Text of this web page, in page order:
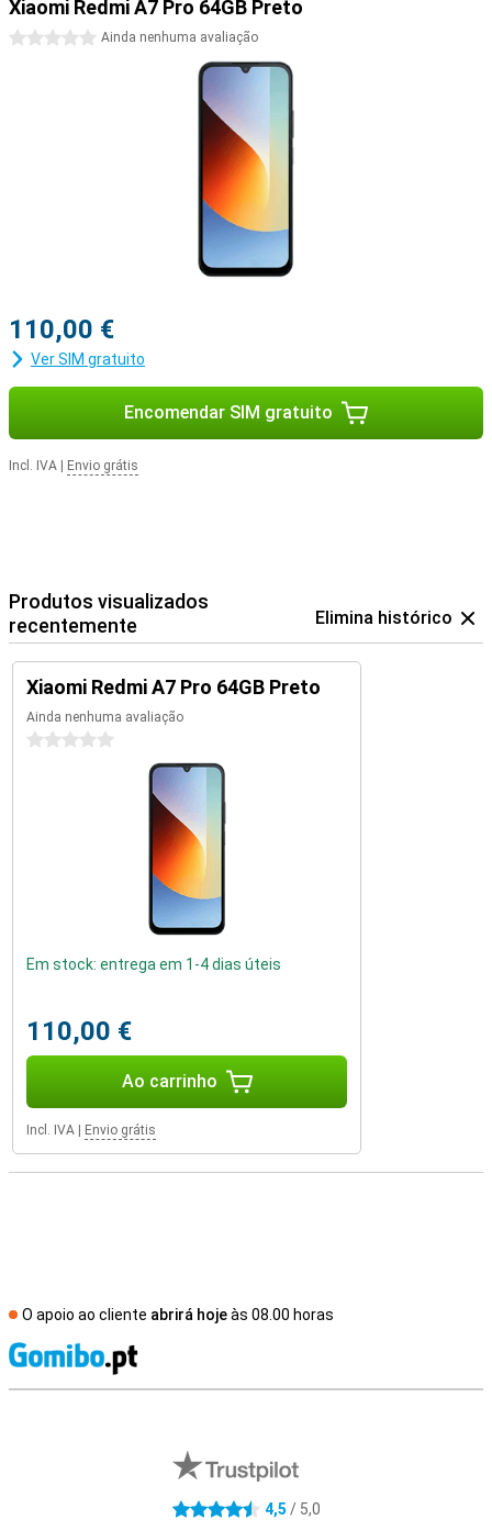
Também pode gerar imagens e obter informações rapidamente.
Assim, o seu smartphone torna-se não só um dispositivo, mas
Xiaomi Redmi A7 Pro 64GB Preto
0 estrelasAinda nenhuma avaliação
110,00 €
Ver SIM gratuito
Encomendar SIM gratuito
Incl. IVA Envio grátis
Produtos visualizados
recentemente
Elimina histórico
Xiaomi Redmi A7 Pro 64GB Preto
Ainda nenhuma avaliação
0 estrelas
Em stock: entrega em 1-4 dias úteis
110,00 €
Ao carrinho
Incl. IVA Envio grátis
O apoio ao cliente abrirá hojeàs 08.00 horas
4.5 estrelas 4,5 / 5,0